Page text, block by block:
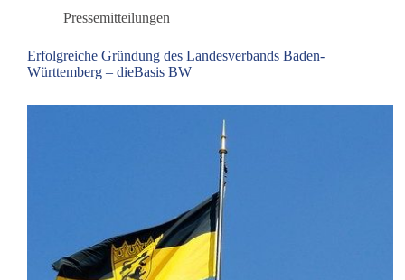
Pressemitteilungen
Erfolgreiche Gründung des Landesverbands Baden-
Württemberg – dieBasis BW